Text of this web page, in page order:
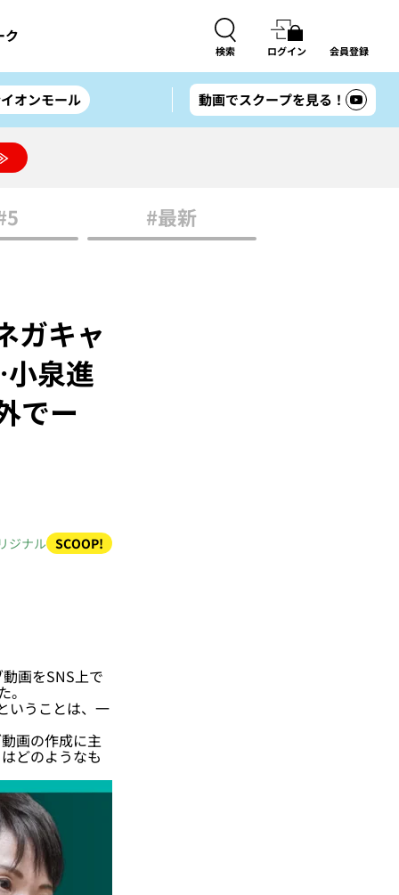
ク
検索 ログイン 会員登録
オンモール 動画でスクープを見る！
#最新
ガキャ
泉進
でー
ジナル SCOOP!
画をSNS上で
いうことは、一
画の作成に主
どのようなも